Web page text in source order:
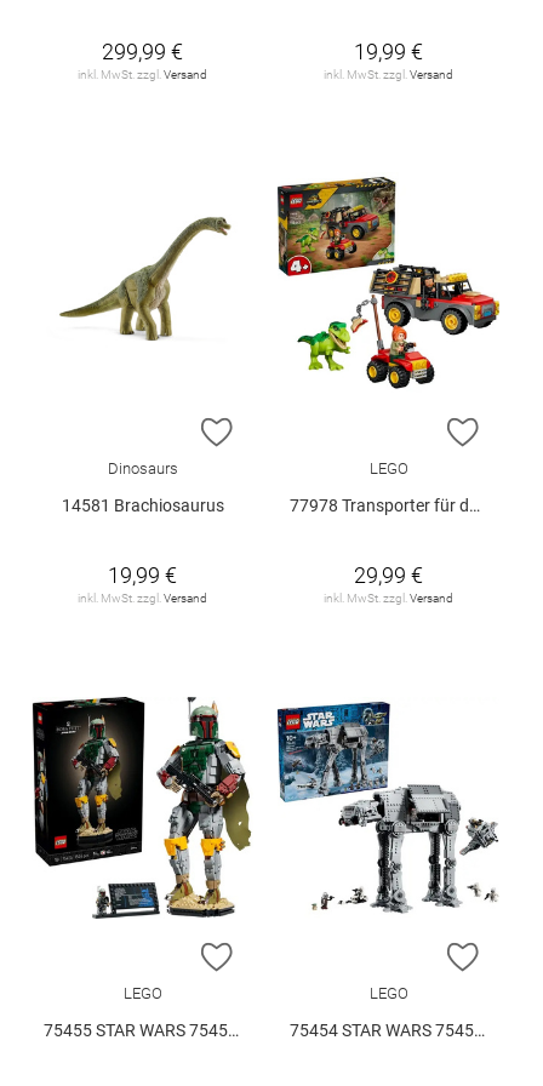
299,99 €
inkl. MwSt. zzgl. Versand
19,99 €
inkl. MwSt. zzgl. Versand
ZUR WUNSCHLISTE HINZUFÜGEN
Dinosaurs
14581 Brachiosaurus
19,99 €
inkl. MwSt. zzgl.Versand
ZUR
LEGO
77978 Transporter für den Jungen T.. V29
29,99 €
inkl. MwSt. zzgl.Versand
ZUR WUNSCHLISTE HINZUFÜGEN
LEGO
75455 STAR WARS 75455 V29
ZUR
LEGO
75454 STAR WARS 75454 V29